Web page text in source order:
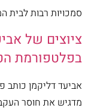
סמכויות רבות לבית
ציוצים של
בפלטפורמת
אביעד דליקמן כותב
מדגיש את חוסר